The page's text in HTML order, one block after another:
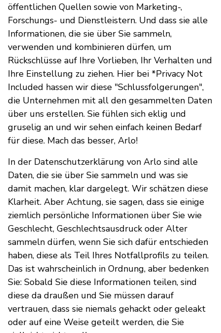
öffentlichen Quellen sowie von Marketing-,
Forschungs- und Dienstleistern. Und dass sie alle
Informationen, die sie über Sie sammeln,
verwenden und kombinieren dürfen, um
Rückschlüsse auf Ihre Vorlieben, Ihr Verhalten und
Ihre Einstellung zu ziehen. Hier bei *Privacy Not
Included hassen wir diese "Schlussfolgerungen",
die Unternehmen mit all den gesammelten Daten
über uns erstellen. Sie fühlen sich eklig und
gruselig an und wir sehen einfach keinen Bedarf
für diese. Mach das besser, Arlo!
In der Datenschutzerklärung von Arlo sind alle
Daten, die sie über Sie sammeln und was sie
damit machen, klar dargelegt. Wir schätzen diese
Klarheit. Aber Achtung, sie sagen, dass sie einige
ziemlich persönliche Informationen über Sie wie
Geschlecht, Geschlechtsausdruck oder Alter
sammeln dürfen, wenn Sie sich dafür entschieden
haben, diese als Teil Ihres Notfallprofils zu teilen.
Das ist wahrscheinlich in Ordnung, aber bedenken
Sie: Sobald Sie diese Informationen teilen, sind
diese da draußen und Sie müssen darauf
vertrauen, dass sie niemals gehackt oder geleakt
oder auf eine Weise geteilt werden, die Sie